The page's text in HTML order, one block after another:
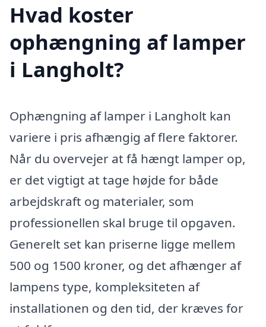
Hvad koster
ophængning af lamper
i Langholt?
Ophængning af lamper i Langholt kan
variere i pris afhængig af flere faktorer.
Når du overvejer at få hængt lamper op,
er det vigtigt at tage højde for både
arbejdskraft og materialer, som
professionellen skal bruge til opgaven.
Generelt set kan priserne ligge mellem
500 og 1500 kroner, og det afhænger af
lampens type, kompleksiteten af
installationen og den tid, der kræves for